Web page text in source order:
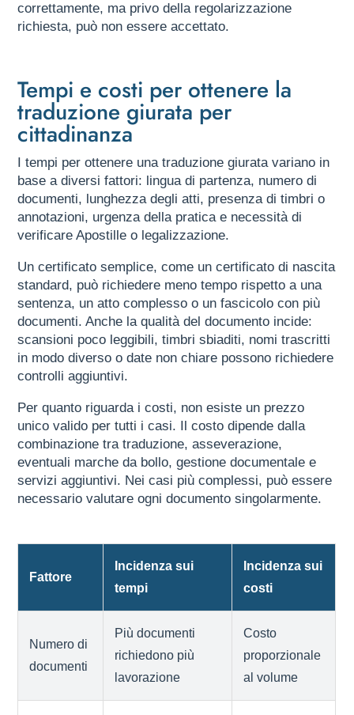
correttamente, ma privo della regolarizzazione
richiesta, può non essere accettato.
Tempi e costi per ottenere la
traduzione giurata per
cittadinanza
I tempi per ottenere una traduzione giurata variano in
base a diversi fattori: lingua di partenza, numero di
documenti, lunghezza degli atti, presenza di timbri o
annotazioni, urgenza della pratica e necessità di
verificare Apostille o legalizzazione.
Un certificato semplice, come un certificato di nascita
standard, può richiedere meno tempo rispetto a una
sentenza, un atto complesso o un fascicolo con più
documenti. Anche la qualità del documento incide:
scansioni poco leggibili, timbri sbiaditi, nomi trascritti
in modo diverso o date non chiare possono richiedere
controlli aggiuntivi.
Per quanto riguarda i costi, non esiste un prezzo
unico valido per tutti i casi. Il costo dipende dalla
combinazione tra traduzione, asseverazione,
eventuali marche da bollo, gestione documentale e
servizi aggiuntivi. Nei casi più complessi, può essere
necessario valutare ogni documento singolarmente.
Fattore
Incidenza sui
tempi
Incidenza sui
costi
Numero di
documenti
Più documenti
richiedono più
lavorazione
Costo
proporzionale
al volume